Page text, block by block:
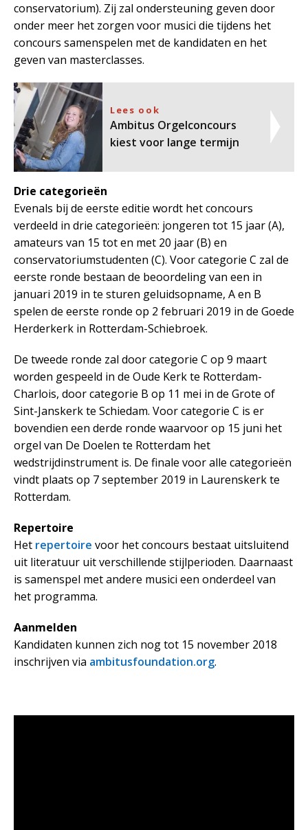
conservatorium). Zij zal ondersteuning geven door
onder meer het zorgen voor musici die tijdens het
concours samenspelen met de kandidaten en het
geven van masterclasses.
Lees ook
Ambitus Orgelconcours
kiest voor lange termijn
Drie categorieën
Evenals bij de eerste editie wordt het concours
verdeeld in drie categorieën: jongeren tot 15 jaar (A),
amateurs van 15 tot en met 20 jaar (B) en
conservatoriumstudenten (C). Voor categorie C zal de
eerste ronde bestaan de beoordeling van een in
januari 2019 in te sturen geluidsopname, A en B
spelen de eerste ronde op 2 februari 2019 in de Goede
Herderkerk in Rotterdam-Schiebroek.
De tweede ronde zal door categorie C op 9 maart
worden gespeeld in de Oude Kerk te Rotterdam-
Charlois, door categorie B op 11 mei in de Grote of
Sint-Janskerk te Schiedam. Voor categorie C is er
bovendien een derde ronde waarvoor op 15 juni het
orgel van De Doelen te Rotterdam het
wedstrijdinstrument is. De finale voor alle categorieën
vindt plaats op 7 september 2019 in Laurenskerk te
Rotterdam.
Repertoire
Het repertoire voor het concours bestaat uitsluitend
uit literatuur uit verschillende stijlperioden. Daarnaast
is samenspel met andere musici een onderdeel van
het programma.
Aanmelden
Kandidaten kunnen zich nog tot 15 november 2018
inschrijven via ambitusfoundation.org.